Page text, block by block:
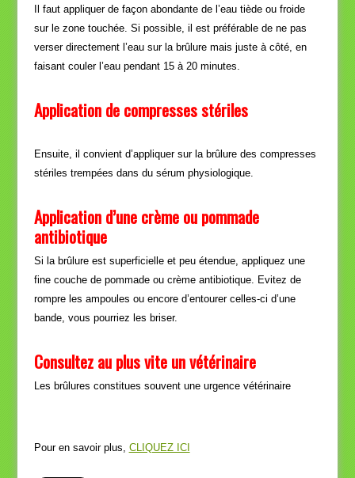
Il faut appliquer de façon abondante de l’eau tiède ou froide
sur le zone touchée. Si possible, il est préférable de ne pas
verser directement l’eau sur la brûlure mais juste à côté, en
faisant couler l’eau pendant 15 à 20 minutes.
Application de compresses stériles
Ensuite, il convient d’appliquer sur la brûlure des compresses
stériles trempées dans du sérum physiologique.
Application d’une crème ou pommade
antibiotique
Si la brûlure est superficielle et peu étendue, appliquez une
fine couche de pommade ou crème antibiotique. Evitez de
rompre les ampoules ou encore d’entourer celles-ci d’une
bande, vous pourriez les briser.
Consultez au plus vite un vétérinaire
Les brûlures constitues souvent une urgence vétérinaire
Pour en savoir plus, CLIQUEZ ICI